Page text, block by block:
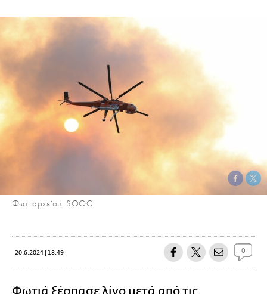
Φωτ. αρχείου: SOOC
20.6.2024 | 18:49 0
Φωτιά ξέσπασε λίγο μετά από τις